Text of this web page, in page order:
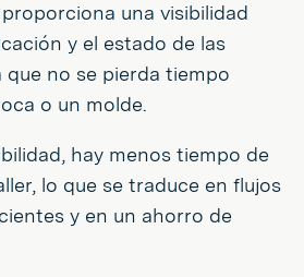
una visibilidad
y el estado de las
no se pierda tiempo
o un molde.
hay menos tiempo de
lo que se traduce en flujos
y en un ahorro de